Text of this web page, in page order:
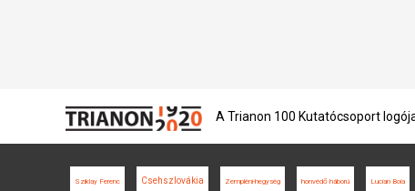
A Trianon 100 Kutatócsoport
Sziklay Ferenc Csehszlovákia Zempléni-hegység honvédő háború Lucian Boia